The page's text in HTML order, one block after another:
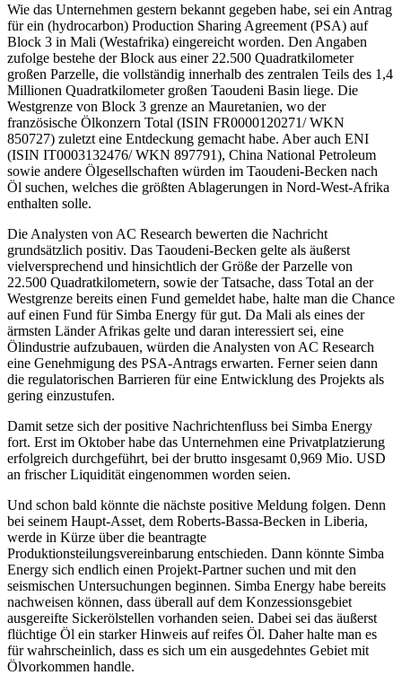
Wie das Unternehmen gestern bekannt gegeben habe, sei ein Antrag
für ein (hydrocarbon) Production Sharing Agreement (PSA) auf
Block 3 in Mali (Westafrika) eingereicht worden. Den Angaben
zufolge bestehe der Block aus einer 22.500 Quadratkilometer
großen Parzelle, die vollständig innerhalb des zentralen Teils des 1,4
Millionen Quadratkilometer großen Taoudeni Basin liege. Die
Westgrenze von Block 3 grenze an Mauretanien, wo der
französische Ölkonzern Total (ISIN FR0000120271/ WKN
850727) zuletzt eine Entdeckung gemacht habe. Aber auch ENI
(ISIN IT0003132476/ WKN 897791), China National Petroleum
sowie andere Ölgesellschaften würden im Taoudeni-Becken nach
Öl suchen, welches die größten Ablagerungen in Nord-West-Afrika
enthalten solle.
Die Analysten von AC Research bewerten die Nachricht
grundsätzlich positiv. Das Taoudeni-Becken gelte als äußerst
vielversprechend und hinsichtlich der Größe der Parzelle von
22.500 Quadratkilometern, sowie der Tatsache, dass Total an der
Westgrenze bereits einen Fund gemeldet habe, halte man die Chance
auf einen Fund für Simba Energy für gut. Da Mali als eines der
ärmsten Länder Afrikas gelte und daran interessiert sei, eine
Ölindustrie aufzubauen, würden die Analysten von AC Research
eine Genehmigung des PSA-Antrags erwarten. Ferner seien dann
die regulatorischen Barrieren für eine Entwicklung des Projekts als
gering einzustufen.
Damit setze sich der positive Nachrichtenfluss bei Simba Energy
fort. Erst im Oktober habe das Unternehmen eine Privatplatzierung
erfolgreich durchgeführt, bei der brutto insgesamt 0,969 Mio. USD
an frischer Liquidität eingenommen worden seien.
Und schon bald könnte die nächste positive Meldung folgen. Denn
bei seinem Haupt-Asset, dem Roberts-Bassa-Becken in Liberia,
werde in Kürze über die beantragte
Produktionsteilungsvereinbarung entschieden. Dann könnte Simba
Energy sich endlich einen Projekt-Partner suchen und mit den
seismischen Untersuchungen beginnen. Simba Energy habe bereits
nachweisen können, dass überall auf dem Konzessionsgebiet
ausgereifte Sickerölstellen vorhanden seien. Dabei sei das äußerst
flüchtige Öl ein starker Hinweis auf reifes Öl. Daher halte man es
für wahrscheinlich, dass es sich um ein ausgedehntes Gebiet mit
Ölvorkommen handle.